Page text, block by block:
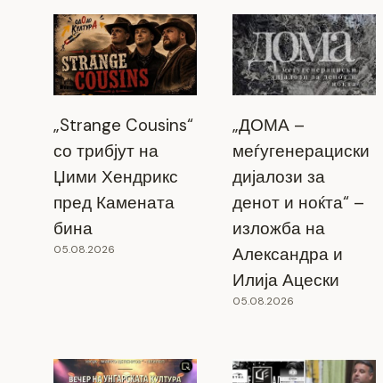
„Strange Cousins“
со трибјут на
Џими Хендрикс
пред Камената
бина
05.08.2026
„ДОМА –
меѓугенерациски
дијалози за
денот и ноќта“ –
изложба на
Александра и
Илија Ацески
05.08.2026